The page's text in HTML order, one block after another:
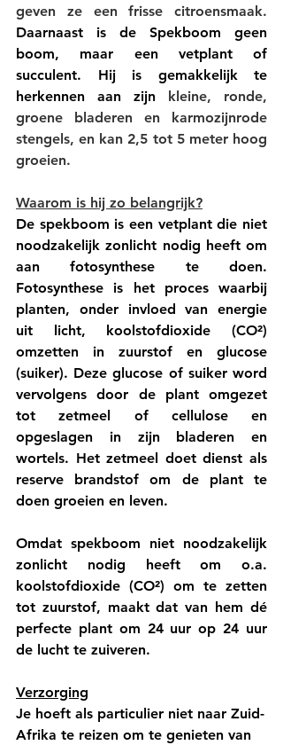
Daarnaast is de Spekboom geen
boom, maar een vetplant of
succulent. Hij is gemakkelijk te
herkennen aan zijn kleine, ronde,
groene bladeren en karmozijnrode
stengels, en kan 2,5 tot 5 meter hoog
groeien.
Waarom is hij zo belangrijk?
De spekboom is een vetplant die niet
noodzakelijk zonlicht nodig heeft om
aan fotosynthese te doen.
Fotosynthese is het proces waarbij
planten, onder invloed van energie
uit licht, koolstofdioxide (CO²)
omzetten in zuurstof en glucose
(suiker). Deze glucose of suiker word
vervolgens door de plant omgezet
tot zetmeel of cellulose en
opgeslagen in zijn bladeren en
wortels. Het zetmeel doet dienst als
reserve brandstof om de plant te
doen groeien en leven.
Omdat spekboom niet noodzakelijk
zonlicht nodig heeft om o.a.
koolstofdioxide (CO²) om te zetten
tot zuurstof, maakt dat van hem dé
perfecte plant om 24 uur op 24 uur
de lucht te zuiveren.
Verzorging
Je hoeft als particulier niet naar Zuid-
Afrika te reizen om te genieten van